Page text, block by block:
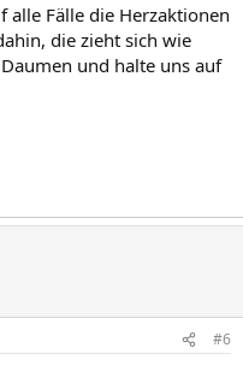
alle Fälle die Herzaktionen
die zieht sich wie
und halte uns auf
#6